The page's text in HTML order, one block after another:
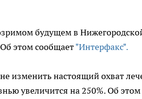
будущем в
этом сообщает"Интерфакс".
изменить настоящий охват
увеличится на 250%. Об